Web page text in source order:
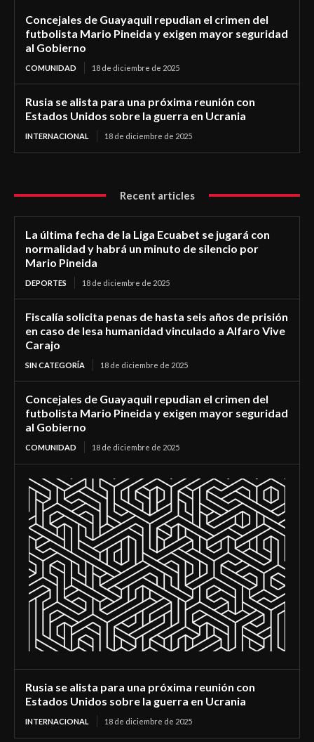
Concejales de Guayaquil repudian el crimen del
futbolista Mario Pineida y exigen mayor seguridad
al Gobierno
COMUNIDAD 18 de diciembre de 2025
Rusia se alista para una próxima reunión con
Estados Unidos sobre la guerra en Ucrania
INTERNACIONAL 18 de diciembre de 2025
Recent articles
La última fecha de la Liga Ecuabet se jugará con
normalidad y habrá un minuto de silencio por
Mario Pineida
DEPORTES 18 de diciembre de 2025
Fiscalía solicita penas de hasta seis años de prisión
en caso de lesa humanidad vinculado a Alfaro Vive
Carajo
SIN CATEGORÍA 18 de diciembre de 2025
Concejales de Guayaquil repudian el crimen del
futbolista Mario Pineida y exigen mayor seguridad
al Gobierno
COMUNIDAD 18 de diciembre de 2025
Rusia se alista para una próxima reunión con
Estados Unidos sobre la guerra en Ucrania
INTERNACIONAL 18 de diciembre de 2025